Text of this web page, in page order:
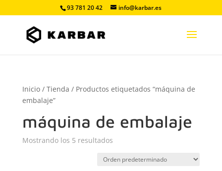
93 781 20 42 info@karbar.es
Inicio/ Tienda / Productos etiquetados “máquina de
embalaje”
máquina de embalaje
Mostrando los 5 resultados